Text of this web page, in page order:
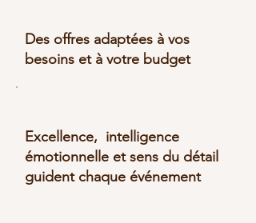
Des offres adaptées à vos
besoins et à votre budget
Excellence, intelligence
émotionnelle et sens du détail
guident chaque événement